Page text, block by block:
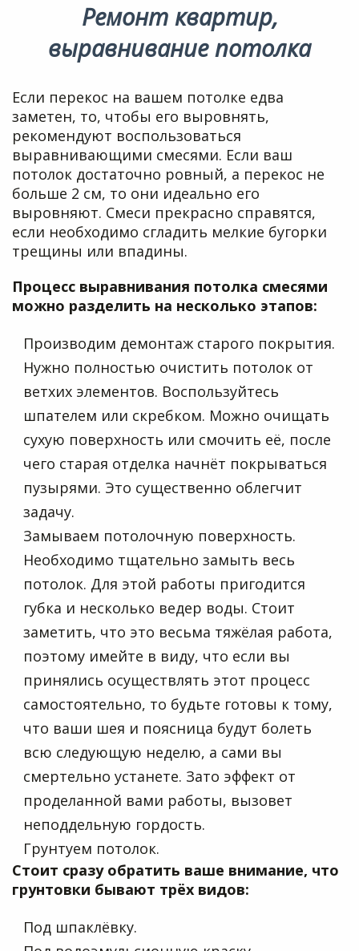
Ремонт квартир,
выравнивание потолка
Если перекос на вашем потолке едва
заметен, то, чтобы его выровнять,
рекомендуют воспользоваться
выравнивающими смесями. Если ваш
потолок достаточно ровный, а перекос не
больше 2 см, то они идеально его
выровняют. Смеси прекрасно справятся,
если необходимо сгладить мелкие бугорки
трещины или впадины.
Процесс выравнивания потолка смесями
можно разделить на несколько этапов:
Производим демонтаж старого покрытия.
Нужно полностью очистить потолок от
ветхих элементов. Воспользуйтесь
шпателем или скребком. Можно очищать
сухую поверхность или смочить её, после
чего старая отделка начнёт покрываться
пузырями. Это существенно облегчит
задачу.
Замываем потолочную поверхность.
Необходимо тщательно замыть весь
потолок. Для этой работы пригодится
губка и несколько ведер воды. Стоит
заметить, что это весьма тяжёлая работа,
поэтому имейте в виду, что если вы
принялись осуществлять этот процесс
самостоятельно, то будьте готовы к тому,
что ваши шея и поясница будут болеть
всю следующую неделю, а сами вы
смертельно устанете. Зато эффект от
проделанной вами работы, вызовет
неподдельную гордость.
Грунтуем потолок.
Стоит сразу обратить ваше внимание, что
грунтовки бывают трёх видов:
Под шпаклёвку.